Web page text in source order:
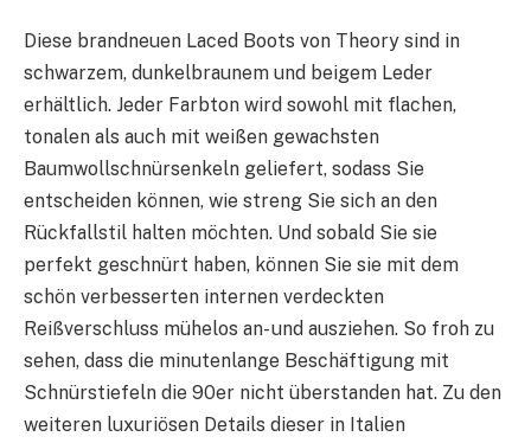
Diese brandneuen Laced Boots von Theory sind in
schwarzem, dunkelbraunem und beigem Leder
erhältlich. Jeder Farbton wird sowohl mit flachen,
tonalen als auch mit weißen gewachsten
Baumwollschnürsenkeln geliefert, sodass Sie
entscheiden können, wie streng Sie sich an den
Rückfallstil halten möchten. Und sobald Sie sie
perfekt geschnürt haben, können Sie sie mit dem
schön verbesserten internen verdeckten
Reißverschluss mühelos an- und ausziehen. So froh zu
sehen, dass die minutenlange Beschäftigung mit
Schnürstiefeln die 90er nicht überstanden hat. Zu den
weiteren luxuriösen Details dieser in Italien